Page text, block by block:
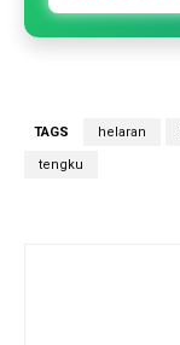
TAGS helaran
tengku